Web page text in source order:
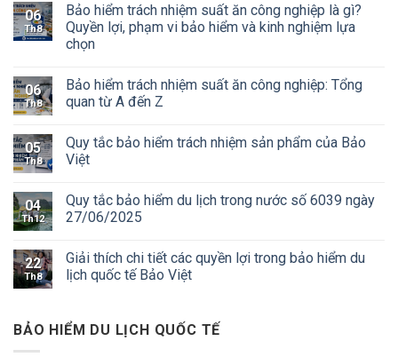
06
Th8
Bảo hiểm trách nhiệm suất ăn công nghiệp là gì?
Quyền lợi, phạm vi bảo hiểm và kinh nghiệm lựa
chọn
06
Th8
Bảo hiểm trách nhiệm suất ăn công nghiệp: Tổng
quan từ A đến Z
05
Th8
Quy tắc bảo hiểm trách nhiệm sản phẩm của Bảo
Việt
04
Th12
Quy tắc bảo hiểm du lịch trong nước số 6039 ngày
27/06/2025
22
Th8
Giải thích chi tiết các quyền lợi trong bảo hiểm du
lịch quốc tế Bảo Việt
BẢO HIỂM DU LỊCH QUỐC TẾ